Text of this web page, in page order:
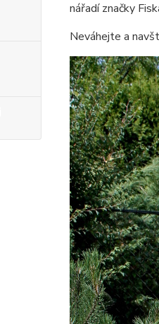
nářadí značky
Neváhejte a